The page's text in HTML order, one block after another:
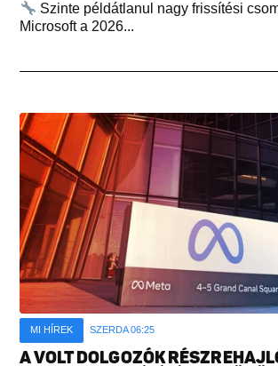
Szinte példátlanul nagy frissítési
Microsoft a 2026...
MI HÍREK SZERDA 06:25
A VOLT DOLGOZÓK